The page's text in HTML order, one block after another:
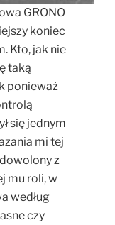
GRONO
koniec
Kto, jak nie
taką
ponieważ
się jednym
mi tej
z
mu roli, w
według
czy